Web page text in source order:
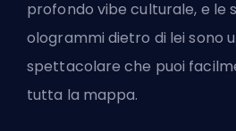
profondo vibe culturale, e le
ologrammi dietro di lei sono
spettacolare che puoi
tutta la mappa.